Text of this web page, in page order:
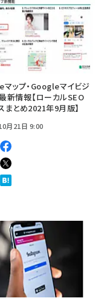
ップ・Googleマイビジ
新情報【ローカルSEO
まとめ2021年9月版】
月21日 9:00